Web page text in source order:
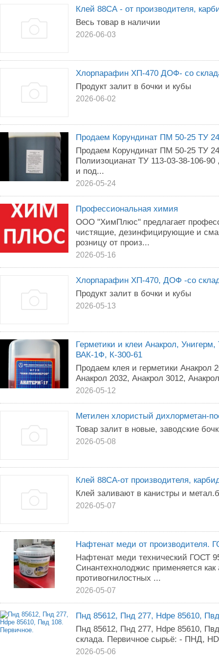
Клей 88СА - от производителя,
Весь товар в наличии
2026-06-03
Хлорпарафин ХП-470 ДОФ- со
Продукт залит в бочки и кубы
2026-06-02
Продаем Корундинат ПМ 50-25 ТУ
Продаем Корундинат ПМ 50-25 ТУ
Полиизоцианат ТУ 113-03-38-106-90
и под...
2026-05-24
Профессиональная химия
ООО "ХимПлюс" предлагает
чистящие, дезинфицирующие и
розницу от произ...
2026-05-16
Хлорпарафин ХП-470, ДОФ -со
Продукт залит в бочки и кубы
2026-05-13
Герметики и клеи Анакрол,
ВАК-1Ф, К-300-61
Продаем клея и герметики Анакрол
Анакрол 2032, Анакрол 3012,
2026-05-12
Метилен хлористый дихлорметан-
Товар залит в новые, заводские
2026-05-08
Клей 88СА-от производителя,
Клей заливают в канистры и
2026-05-07
Нафтенат меди от производителя.
Нафтенат меди технический ГОСТ
Синантехнолоджис применяется
противогнилостных ...
2026-05-07
Пнд 85612, Пнд 277, Hdpe 85610,
Пнд 85612, Пнд 277, Hdpe 85610,
склада. Первичное сырьё: - ПНД,
2026-05-06